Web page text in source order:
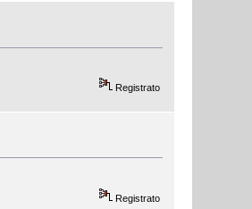
Registrato
Registrato